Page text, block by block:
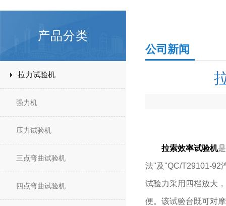
产品分类
拉力试验机
强力机
压力试验机
三点弯曲试验机
四点弯曲试验机
公司新闻
拉索效率试验机
法"及"QC/T29101-92
试验力采用四档放大
便。该试验台既可对